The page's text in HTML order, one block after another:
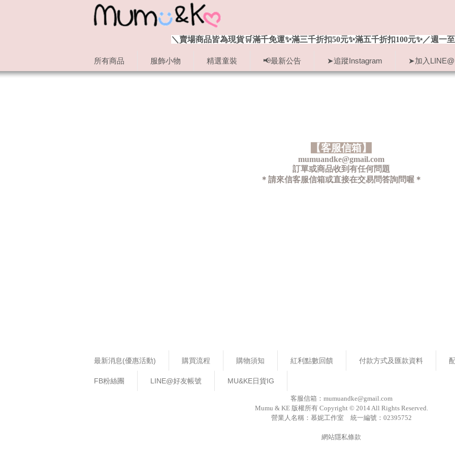
所有商品 服飾小物 精選童裝 📢最新公告 ➤追蹤Instagram ➤加入LINE@
＼賣場商品皆為現貨🛒滿千免運✨滿三千折扣50元✨滿五千折扣100元✨／週一
最新消息(優惠活動) 購買流程 購物須知 紅利點數回饋 付款方式及匯款資料
FB粉絲團 LINE@好友帳號 MU&KE日貨IG
客服信箱：mumuandke@gmail.com
Mumu & KE 版權所有 Copyright © 2014 All Rights Reserved.
營業人名稱：慕妮工作室 統一編號：02395752
網站隱私條款